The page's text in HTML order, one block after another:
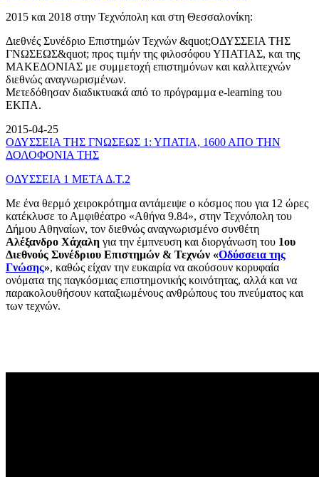
2015 και 2018 στην Τεχνόπολη και στη Θεσσαλονίκη:
Διεθνές Συνέδριο Επιστημών Τεχνών &quot;ΟΔΥΣΣΕΙΑ ΤΗΣ
ΓΝΩΣΕΩΣ&quot; προς τιμήν της φιλοσόφου ΥΠΑΤΙΑΣ, και της
ΜΑΚΕΔΟΝΙΑΣ με συμμετοχή επιστημόνων και καλλιτεχνών
διεθνώς αναγνωρισμένων.
Μετεδόθησαν διαδικτυακά από το πρόγραμμα e-learning του
ΕΚΠΑ.
2015-04-25
ΟΔΥΣΣΕΙΑ ΤΗΣ ΓΝΩΣΕΩΣ 1: ΥΠΑΤΙΑ, 1600 ΑΠΟ ΤΗΝ
ΔΟΛΟΦΟΝΙΑ ΤΗΣ
ΟΔΥΣΣΕΙΑ 1 ΜΕΤΑ Δ.Τ.2
Με ένα θερμό χειροκρότημα αντάμειψε ο κόσμος που για 12 ώρες
κατέκλυσε το Αμφιθέατρο «Αθήνα 9.84», στην Τεχνόπολη του
Δήμου Αθηναίων, τον διεθνώς αναγνωρισμένο συνθέτη
Αλέξανδρο Χάχαλη για την έμπνευση και διοργάνωση του 1ου
Διεθνούς Συνέδριου Επιστημών & Τεχνών «Οδύσσεια της
Γνώσης», καθώς είχαν την ευκαιρία να ακούσουν κορυφαία
ονόματα της παγκόσμιας επιστημονικής κοινότητας, αλλά και να
παρακολουθήσουν καταξιωμένους ανθρώπους του πνεύματος και
των τεχνών.